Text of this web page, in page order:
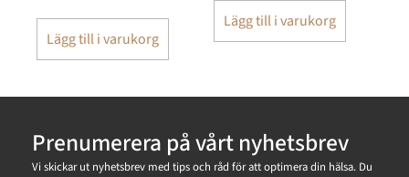
Lägg till i varukorg
Lägg till i varukorg
Prenumerera på vårt nyhetsbrev
Vi skickar ut nyhetsbrev med tips och råd för att optimera din hälsa. Du